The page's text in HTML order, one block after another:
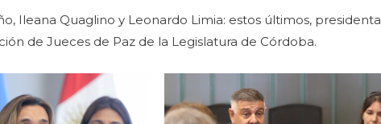
Ileana Quaglino y Leonardo Limia: estos últimos, presidenta
de Jueces de Paz de la Legislatura de Córdoba.